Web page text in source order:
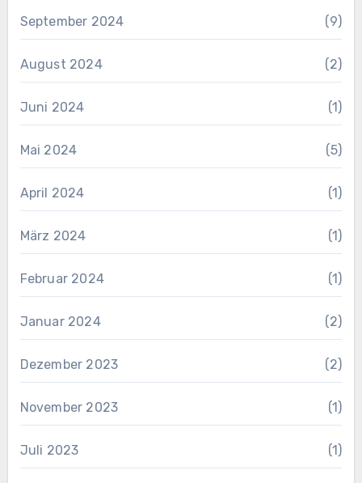
September 2024 (9)
August 2024 (2)
Juni 2024 (1)
Mai 2024 (5)
April 2024 (1)
März 2024 (1)
Februar 2024 (1)
Januar 2024 (2)
Dezember 2023 (2)
November 2023 (1)
Juli 2023 (1)